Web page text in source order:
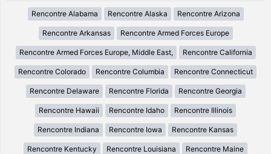
Rencontre Alabama Rencontre Alaska Rencontre Arizona
Rencontre Arkansas Rencontre Armed Forces Europe
Rencontre Armed Forces Europe, Middle East, Rencontre California
Rencontre Colorado Rencontre Columbia Rencontre Connecticut
Rencontre Delaware Rencontre Florida Rencontre Georgia
Rencontre Hawaii Rencontre Idaho Rencontre Illinois
Rencontre Indiana Rencontre Iowa Rencontre Kansas
Rencontre Kentucky Rencontre Louisiana Rencontre Maine